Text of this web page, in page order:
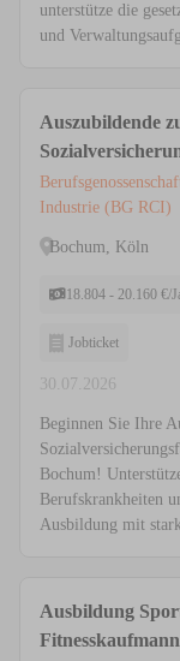
unterstütze die
und
Auszubildende
(m/w/d) Köln,
Industrie (BG RCI)
Bochum, Köln
18.804 - 20.160 €/
Jobticket
30.07.2026
Beginnen Sie Ihre
Bochum!
Berufskrankheiten
Ausbildung mit
Ausbildung